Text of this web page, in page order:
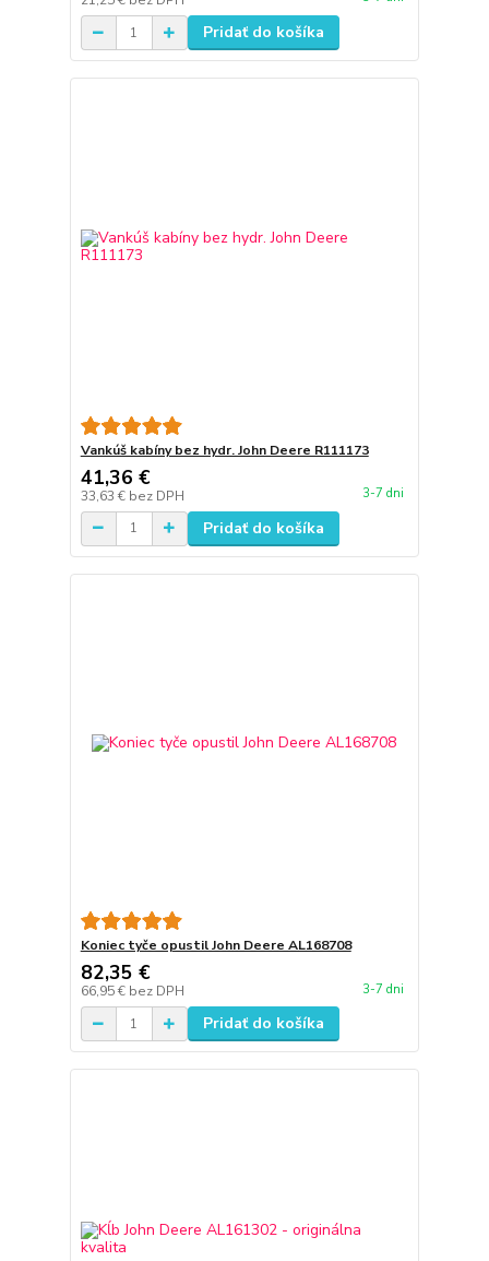
Pridať do košíka
Vankúš kabíny bez hydr. John Deere R111173
41,36 €
33,63 € bez DPH 3-7 dni
Pridať do košíka
Koniec tyče opustil John Deere AL168708
82,35 €
66,95 € bez DPH 3-7 dni
Pridať do košíka